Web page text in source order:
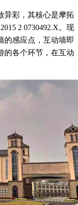
异彩，其核心是摩拓
2 0730492.X。现
的感应点，互动墙即
的各个环节，在互动